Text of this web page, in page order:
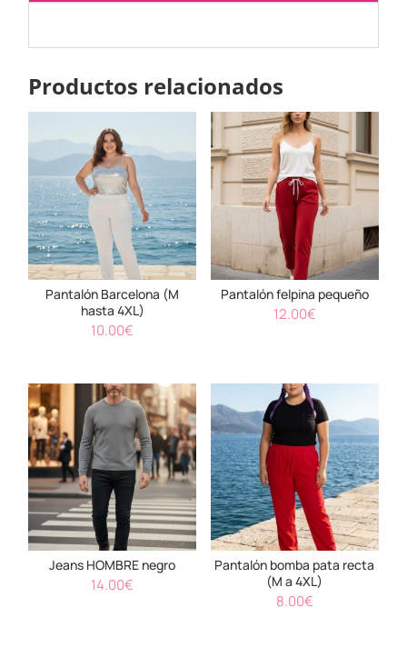
Productos relacionados
Pantalón Barcelona (M
hasta 4XL)
10.00€
Pantalón felpina pequeño
12.00€
Jeans HOMBRE negro
14.00€
Pantalón bomba pata recta
(M a 4XL)
8.00€